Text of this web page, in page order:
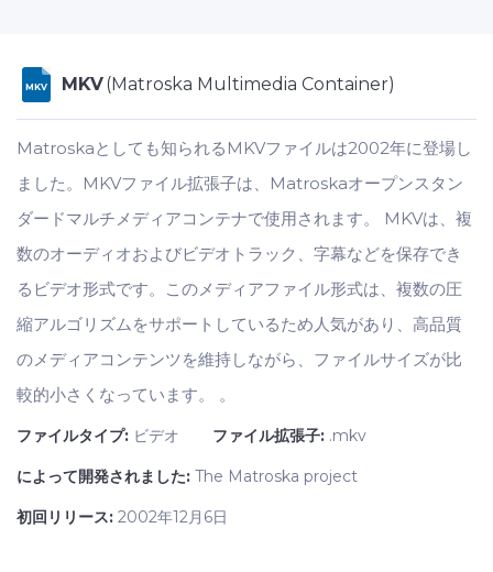
MKV MKV(Matroska Multimedia Container)
Matroskaとしても知られるMKVファイルは2002年に登場し
ました。MKVファイル拡張子は、Matroskaオープンスタン
ダードマルチメディアコンテナで使用されます。 MKVは、複
数のオーディオおよびビデオトラック、字幕などを保存でき
るビデオ形式です。このメディアファイル形式は、複数の圧
縮アルゴリズムをサポートしているため人気があり、高品質
のメディアコンテンツを維持しながら、ファイルサイズが比
較的小さくなっています。 。
ファイルタイプ: ビデオ ファイル拡張子: .mkv
によって開発されました: The Matroska project
初回リリース: 2002年12月6日